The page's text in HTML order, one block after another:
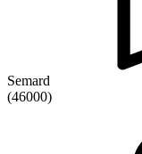
Semard
(46000)